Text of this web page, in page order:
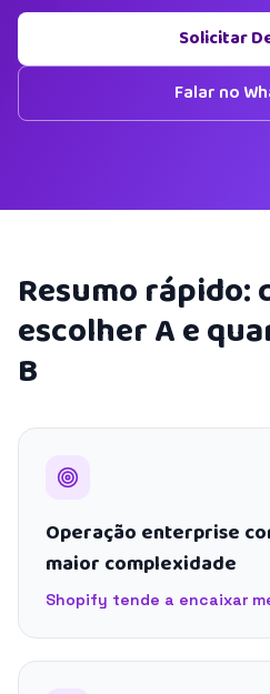
Solicitar
Falar no
Resumo rápido:
escolher A e
B
Operação enterprise
maior complexidade
Shopify tende a encaixar